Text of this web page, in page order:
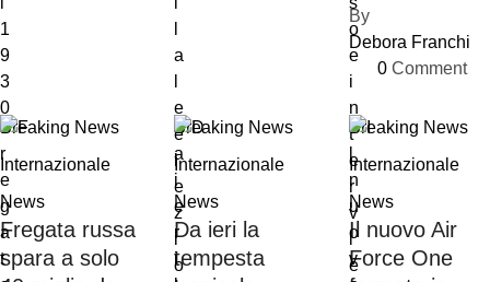
By
Debora Franchi
0 Comment
Breaking News
Internazionale
News
Fregata russa
spara a solo
Breaking News
Internazionale
News
Da ieri la
tempesta
Breaking News
Internazionale
News
Il nuovo Air
Force One